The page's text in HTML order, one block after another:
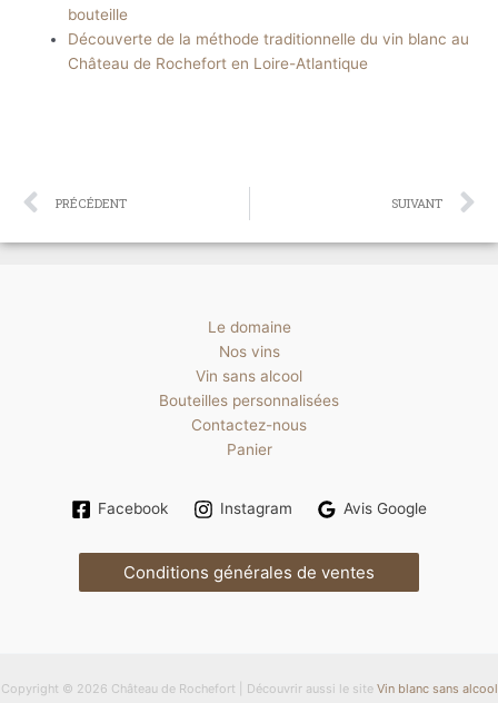
bouteille
Découverte de la méthode traditionnelle du vin blanc au
Château de Rochefort en Loire-Atlantique
PRÉCÉDENT SUIVANT
Le domaine
Nos vins
Vin sans alcool
Bouteilles personnalisées
Contactez-nous
Panier
Facebook Instagram Avis Google
Conditions générales de ventes
Copyright © 2026 Château de Rochefort | Découvrir aussi le site Vin blanc sans alcool